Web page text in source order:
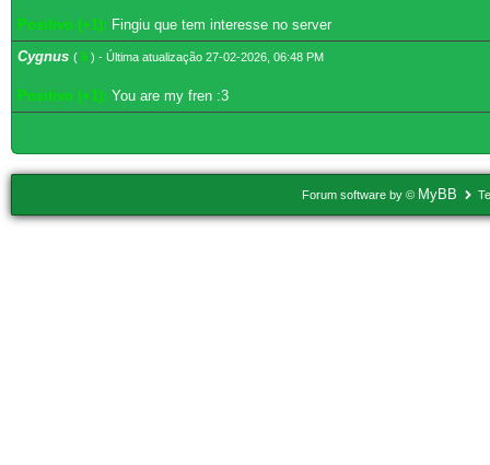
Positivo (+1): Fingiu que tem interesse no server
Cygnus ( 5 ) - Última atualização 27-02-2026, 06:48 PM
Positivo (+1): You are my fren :3
Forum software by © MyBB